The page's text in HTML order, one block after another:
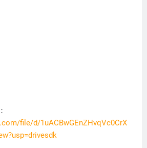
file/d/1uACBwGEnZHvqVc0CrX